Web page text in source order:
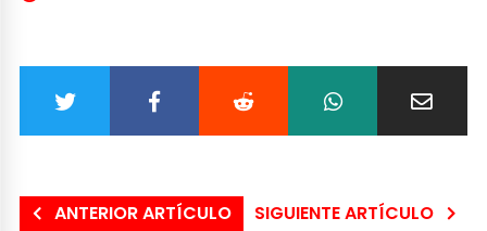
ANTERIOR ARTÍCULO SIGUIENTE ARTÍCULO